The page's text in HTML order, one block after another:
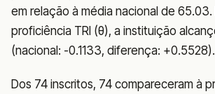
em relação à média nacional de 65.03.
proficiência TRI (θ), a instituição
(nacional: -0.1133, diferença: +0.5528).
Dos 74 inscritos, 74 compareceram à